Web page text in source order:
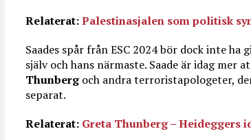
Relaterat:Palestinasjalen som politisk
Saades spår från ESC 2024 bör dock inte
själv och hans närmaste. Saade är idag mer
Thunbergoch andra terroristapologeter,
separat.
Relaterat: Greta Thunberg – Heideggers